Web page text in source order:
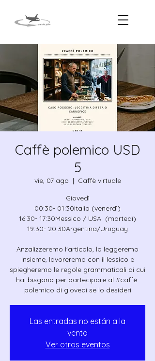
Caffè polemico USD
5
vie, 07 ago
  |
Caffè virtuale
Giovedì
00:30- 01:30Italia (venerdì)
16:30- 17:30Messico / USA (martedì)
19:30- 20:30Argentina/Uruguay
Anzalizzeremo l'articolo, lo leggeremo
insieme, lavoreremo con il lessico e
spiegheremo le regole grammaticali di cui
hai bisgono per partecipare al #caffè-
polemico di giovedì se lo desideri
Las entradas no están a la
venta
Ver otros eventos